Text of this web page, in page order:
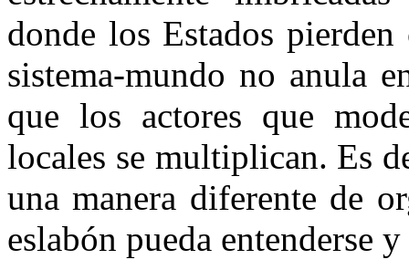
donde los Estados
sistema-mundo no anula
que los actores que
locales se multiplican. Es
una manera diferente de
eslabón pueda entenderse y